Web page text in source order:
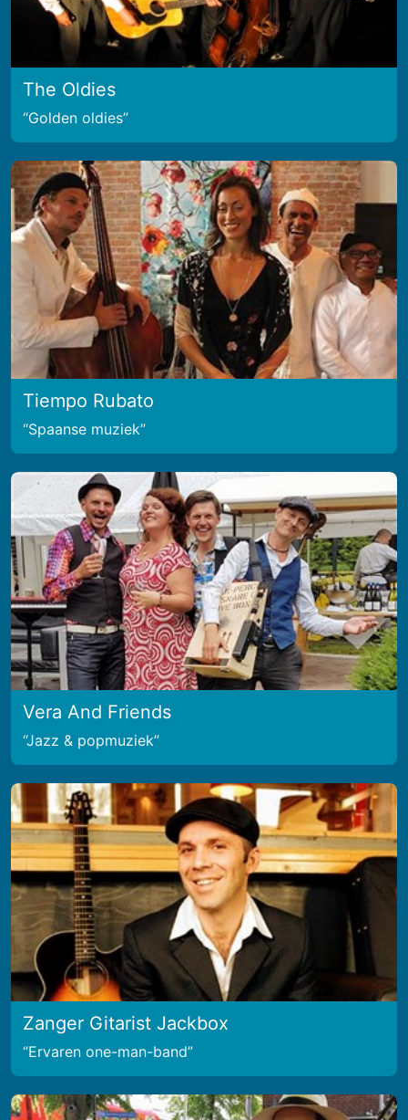
The Oldies
Golden oldies
Tiempo Rubato
Spaanse muziek
Vera And Friends
Jazz & popmuziek
Zanger Gitarist Jackbox
Ervaren one-man-band